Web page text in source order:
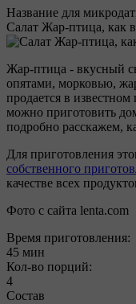
Название для
Салат Жар-птица, как
Жар-птица - вкусный
опятами, морковью,
продается в
можно приготовить
подробно расскажем,
Для приготовления
собственного
качестве всех
Фото с сайта lenta.com
Время приготовления:
45 мин
Кол-во порций:
4
Состав